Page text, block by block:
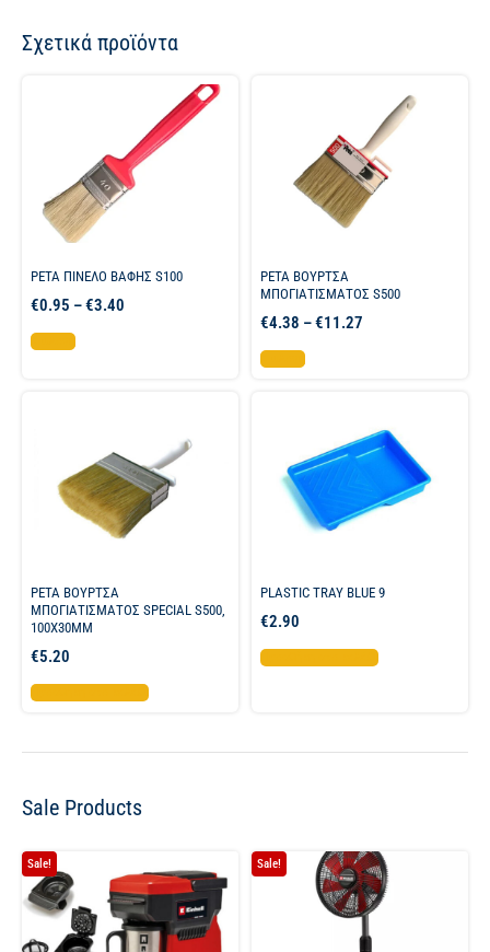
Σχετικά προϊόντα
PETA ΠΙΝΕΛΟ ΒΑΦΗΣ S100
€0.95 –€3.40
Επιλογή
PETA ΒΟΥΡΤΣΑ
ΜΠΟΓΙΑΤΙΣΜΑΤΟΣ S500
€4.38 –€11.27
Επιλογή
PETA ΒΟΥΡΤΣΑ
ΜΠΟΓΙΑΤΙΣΜΑΤΟΣ SPECIAL S500,
100X30MM
€5.20
Προσθήκη στο καλάθι
PLASTIC TRAY BLUE 9
€2.90
Προσθήκη στο καλάθι
Sale Products
Sale! Sale!